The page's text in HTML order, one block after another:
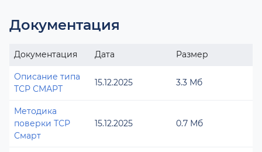
Документация
Документация Дата Размер
Описание типа
ТСР СМАРТ
15.12.2025 3.3 Мб
Методика
поверки ТСР
Смарт
15.12.2025 0.7 Мб